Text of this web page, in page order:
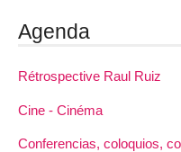
Agenda
Rétrospective Raul Ruiz
Cine - Cinéma
Conferencias, coloquios,